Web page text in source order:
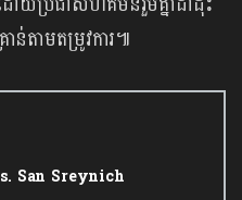
ន់តាមតម្រូវការ៕
San Sreynich